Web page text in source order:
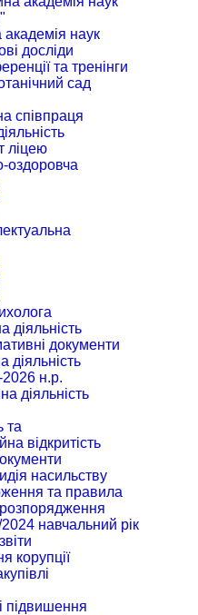
наук
досліди
та тренінги
сад
співпраця
ліцею
оздоровча
діяльність
документи
діяльність
н.р.
діяльність
та
відкритість
насильству
та правила
навчальний рік
корупції
підвишення